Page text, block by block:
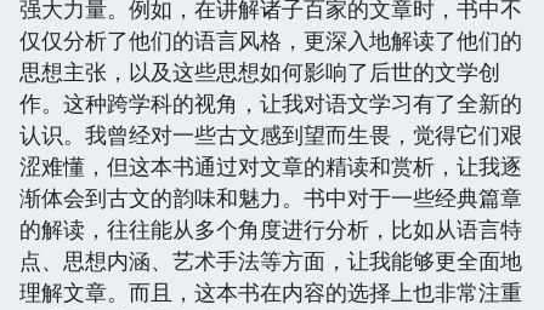
强大力量。例如，在讲解诸子百家的文章时，书中不
仅仅分析了他们的语言风格，更深入地解读了他们的
思想主张，以及这些思想如何影响了后世的文学创
作。这种跨学科的视角，让我对语文学习有了全新的
认识。我曾经对一些古文感到望而生畏，觉得它们艰
涩难懂，但这本书通过对文章的精读和赏析，让我逐
渐体会到古文的韵味和魅力。书中对于一些经典篇章
的解读，往往能从多个角度进行分析，比如从语言特
点、思想内涵、艺术手法等方面，让我能够更全面地
理解文章。而且，这本书在内容的选择上也非常注重